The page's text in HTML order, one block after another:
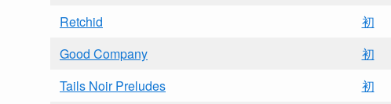
Retchid
初
Good Company
初
Tails Noir Preludes
初